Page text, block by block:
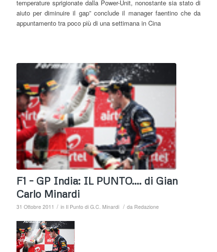
temperature sprigionate dalla Power-Unit, nonostante sia stato di
aiuto per diminuire il gap” conclude il manager faentino che da
appuntamento tra poco più di una settimana in Cina
F1 – GP India: IL PUNTO…. di Gian
Carlo Minardi
31 Ottobre 2011 / in Il Punto di G.C. Minardi / da Redazione